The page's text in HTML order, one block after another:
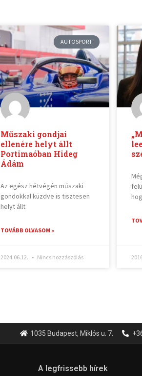
AUTOSPORT
Műszaki gondjai
ellenére helyt állt
Portimaóban Hideg
Ádám
Az egész hétvégén műszaki
gondokkal küzdve is tisztesen
helyt állt
TOVÁBB OLVASOM »
2024.06.12. Nincs hozzászólás
1035 Budapest, Miklós u. 7.
A legfrissebb hírek